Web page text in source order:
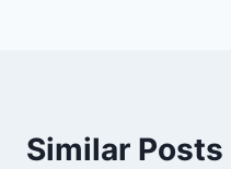
Similar Posts